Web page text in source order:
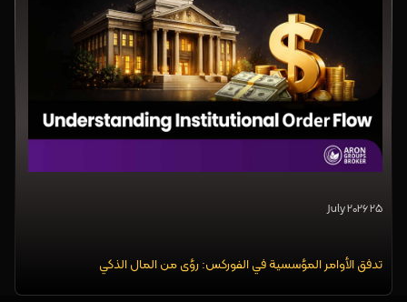
25 July 2026
تدفق الأوامر المؤسسية في الفوركس: رؤى من المال الذكي